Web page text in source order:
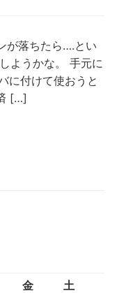
金
土
が落ちたら….とい
ようかな。 手元に
に付けて使おうと
[…]